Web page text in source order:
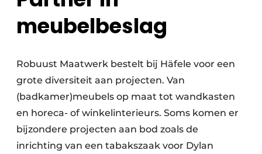
meubelbeslag
Robuust Maatwerk bestelt bij Häfele voor een
grote diversiteit aan projecten. Van
(badkamer)meubels op maat tot wandkasten
en horeca- of winkelinterieurs. Soms komen er
bijzondere projecten aan bod zoals de
inrichting van een tabakszaak voor Dylan